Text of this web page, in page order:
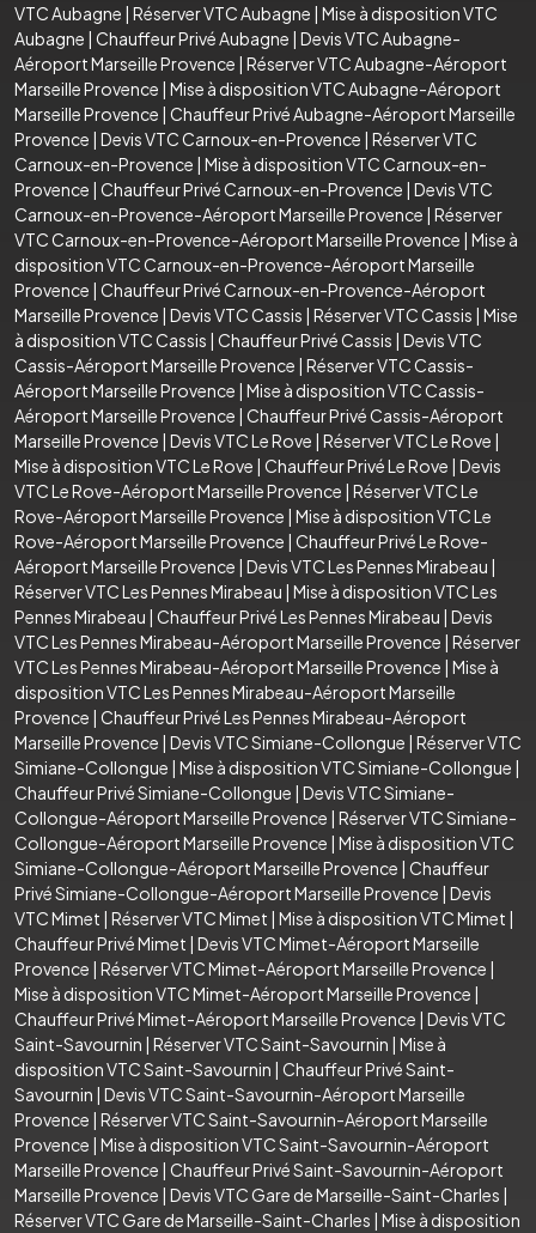
VTC Aubagne | Réserver VTC Aubagne | Mise à disposition VTC
Aubagne | Chauffeur Privé Aubagne | Devis VTC Aubagne-
Aéroport Marseille Provence | Réserver VTC Aubagne-Aéroport
Marseille Provence | Mise à disposition VTC Aubagne-Aéroport
Marseille Provence | Chauffeur Privé Aubagne-Aéroport Marseille
Provence | Devis VTC Carnoux-en-Provence | Réserver VTC
Carnoux-en-Provence | Mise à disposition VTC Carnoux-en-
Provence | Chauffeur Privé Carnoux-en-Provence | Devis VTC
Carnoux-en-Provence-Aéroport Marseille Provence | Réserver
VTC Carnoux-en-Provence-Aéroport Marseille Provence | Mise à
disposition VTC Carnoux-en-Provence-Aéroport Marseille
Provence | Chauffeur Privé Carnoux-en-Provence-Aéroport
Marseille Provence | Devis VTC Cassis | Réserver VTC Cassis | Mise
à disposition VTC Cassis | Chauffeur Privé Cassis | Devis VTC
Cassis-Aéroport Marseille Provence | Réserver VTC Cassis-
Aéroport Marseille Provence | Mise à disposition VTC Cassis-
Aéroport Marseille Provence | Chauffeur Privé Cassis-Aéroport
Marseille Provence | Devis VTC Le Rove | Réserver VTC Le Rove |
Mise à disposition VTC Le Rove | Chauffeur Privé Le Rove | Devis
VTC Le Rove-Aéroport Marseille Provence | Réserver VTC Le
Rove-Aéroport Marseille Provence | Mise à disposition VTC Le
Rove-Aéroport Marseille Provence | Chauffeur Privé Le Rove-
Aéroport Marseille Provence | Devis VTC Les Pennes Mirabeau |
Réserver VTC Les Pennes Mirabeau | Mise à disposition VTC Les
Pennes Mirabeau | Chauffeur Privé Les Pennes Mirabeau | Devis
VTC Les Pennes Mirabeau-Aéroport Marseille Provence | Réserver
VTC Les Pennes Mirabeau-Aéroport Marseille Provence | Mise à
disposition VTC Les Pennes Mirabeau-Aéroport Marseille
Provence | Chauffeur Privé Les Pennes Mirabeau-Aéroport
Marseille Provence | Devis VTC Simiane-Collongue | Réserver VTC
Simiane-Collongue | Mise à disposition VTC Simiane-Collongue |
Chauffeur Privé Simiane-Collongue | Devis VTC Simiane-
Collongue-Aéroport Marseille Provence | Réserver VTC Simiane-
Collongue-Aéroport Marseille Provence | Mise à disposition VTC
Simiane-Collongue-Aéroport Marseille Provence | Chauffeur
Privé Simiane-Collongue-Aéroport Marseille Provence | Devis
VTC Mimet | Réserver VTC Mimet | Mise à disposition VTC Mimet |
Chauffeur Privé Mimet | Devis VTC Mimet-Aéroport Marseille
Provence | Réserver VTC Mimet-Aéroport Marseille Provence |
Mise à disposition VTC Mimet-Aéroport Marseille Provence |
Chauffeur Privé Mimet-Aéroport Marseille Provence | Devis VTC
Saint-Savournin | Réserver VTC Saint-Savournin | Mise à
disposition VTC Saint-Savournin | Chauffeur Privé Saint-
Savournin | Devis VTC Saint-Savournin-Aéroport Marseille
Provence | Réserver VTC Saint-Savournin-Aéroport Marseille
Provence | Mise à disposition VTC Saint-Savournin-Aéroport
Marseille Provence | Chauffeur Privé Saint-Savournin-Aéroport
Marseille Provence | Devis VTC Gare de Marseille-Saint-Charles |
Réserver VTC Gare de Marseille-Saint-Charles | Mise à disposition